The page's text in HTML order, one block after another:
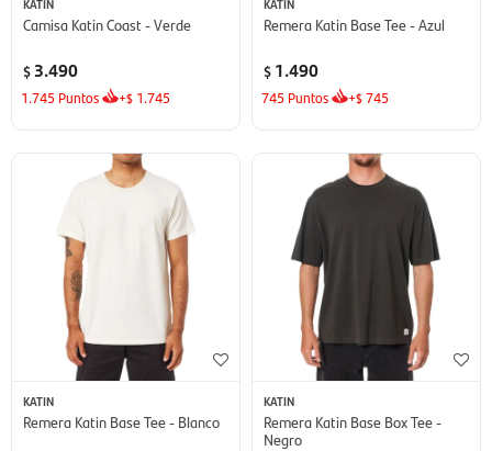
KATIN
Camisa Katin Coast - Verde
$ 3.490
1.745 Puntos +$ 1.745
KATIN
Remera Katin Base Tee - Azul
$ 1.490
745 Puntos +$745
KATIN
Remera Katin Base Tee - Blanco
KATIN
Remera Katin Base Box Tee -
Negro